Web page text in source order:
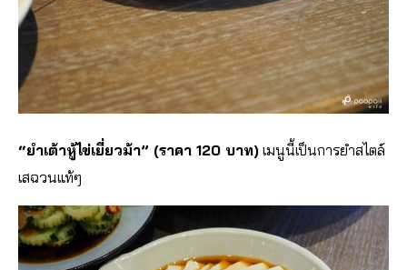
“ยำเต้าหู้ไข่เยี่ยวม้า” (ราคา 120 บาท) เมนูนี้เป็นการยำสไตล์
เสฉวนแท้ๆ